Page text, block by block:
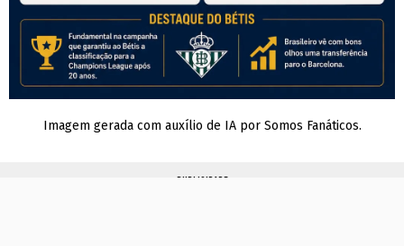
Imagem gerada com auxílio de IA por Somos Fanáticos.
PUBLICIDADE